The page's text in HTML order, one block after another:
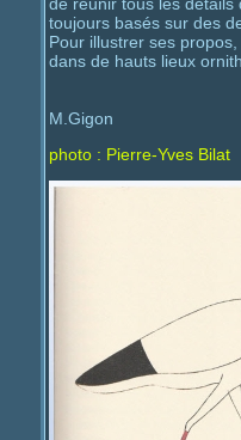
de réunir tous les
toujours basés sur des
Pour illustrer ses
dans de hauts lieux
M.Gigon
photo : Pierre-Yves Bilat